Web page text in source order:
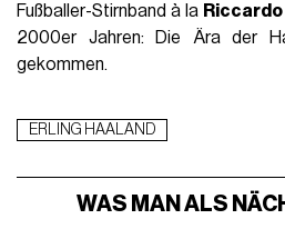
Fußballer-Stirnband à la
2000er Jahren: Die Ära der
gekommen.
ERLING HAALAND
WAS MAN ALS